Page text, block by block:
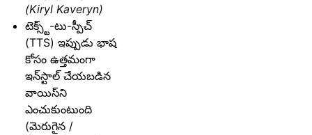
(Kiryl Kaveryn)
టెక్స్ట్-టు-స్పీచ్
(TTS) ఇప్పుడు భాష
కోసం ఉత్తమంగా
ఇన్‌స్టాల్ చేయబడిన
వాయిస్‌ని
ఎంచుకుంటుంది
(మెరుగైన /